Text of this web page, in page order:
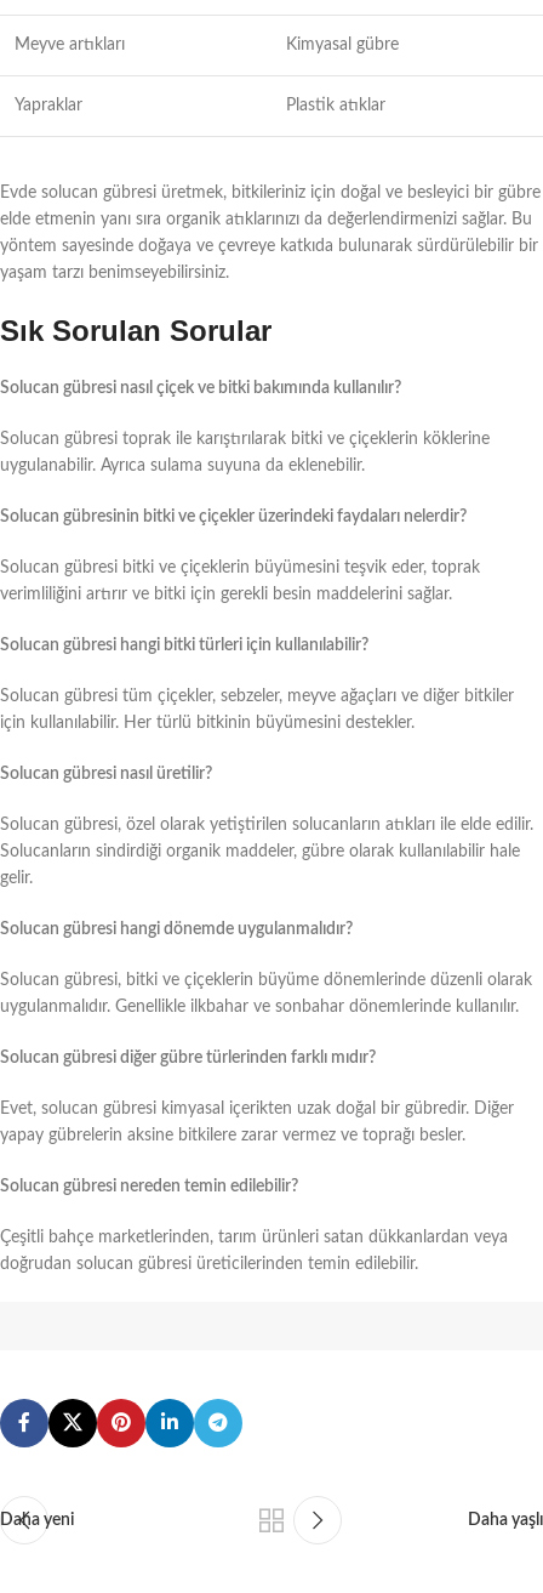
Meyve artıkları Kimyasal gübre
Yapraklar Plastik atıklar
Evde solucan gübresi üretmek, bitkileriniz için doğal ve besleyici bir gübre
elde etmenin yanı sıra organik atıklarınızı da değerlendirmenizi sağlar. Bu
yöntem sayesinde doğaya ve çevreye katkıda bulunarak sürdürülebilir bir
yaşam tarzı benimseyebilirsiniz.
Sık Sorulan Sorular
Solucan gübresi nasıl çiçek ve bitki bakımında kullanılır?
Solucan gübresi toprak ile karıştırılarak bitki ve çiçeklerin köklerine
uygulanabilir. Ayrıca sulama suyuna da eklenebilir.
Solucan gübresinin bitki ve çiçekler üzerindeki faydaları nelerdir?
Solucan gübresi bitki ve çiçeklerin büyümesini teşvik eder, toprak
verimliliğini artırır ve bitki için gerekli besin maddelerini sağlar.
Solucan gübresi hangi bitki türleri için kullanılabilir?
Solucan gübresi tüm çiçekler, sebzeler, meyve ağaçları ve diğer bitkiler
için kullanılabilir. Her türlü bitkinin büyümesini destekler.
Solucan gübresi nasıl üretilir?
Solucan gübresi, özel olarak yetiştirilen solucanların atıkları ile elde edilir.
Solucanların sindirdiği organik maddeler, gübre olarak kullanılabilir hale
gelir.
Solucan gübresi hangi dönemde uygulanmalıdır?
Solucan gübresi, bitki ve çiçeklerin büyüme dönemlerinde düzenli olarak
uygulanmalıdır. Genellikle ilkbahar ve sonbahar dönemlerinde kullanılır.
Solucan gübresi diğer gübre türlerinden farklı mıdır?
Evet, solucan gübresi kimyasal içerikten uzak doğal bir gübredir. Diğer
yapay gübrelerin aksine bitkilere zarar vermez ve toprağı besler.
Solucan gübresi nereden temin edilebilir?
Çeşitli bahçe marketlerinden, tarım ürünleri satan dükkanlardan veya
doğrudan solucan gübresi üreticilerinden temin edilebilir.
Daha yeni Daha yaşlı